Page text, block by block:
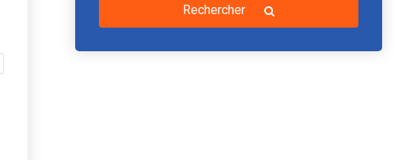
Rechercher